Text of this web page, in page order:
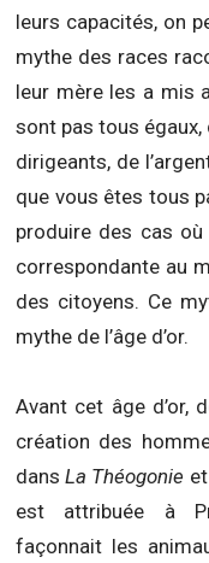
leurs capacités, on
mythe des races
leur mère les a mis
sont pas tous égaux,
dirigeants, de
que vous êtes tous
produire des cas où
correspondante au
des citoyens. Ce
mythe de l’âge d’or.
Avant cet âge d’or,
création des
dansLa Théogonie
est attribuée à
façonnait les